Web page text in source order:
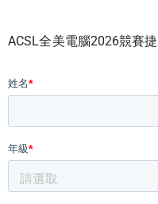
ACSL全美電腦2026競賽